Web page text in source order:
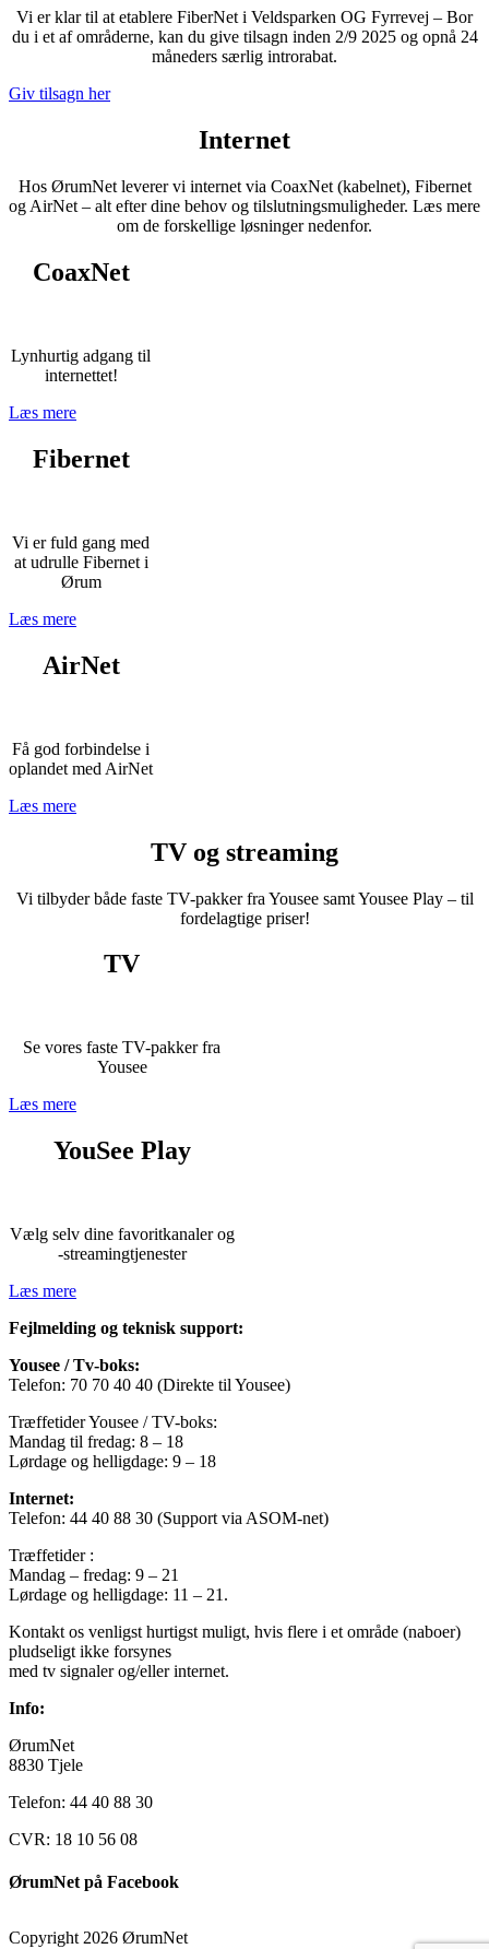
Vi er klar til at etablere FiberNet i Veldsparken OG Fyrrevej – Bor
du i et af områderne, kan du give tilsagn inden 2/9 2025 og opnå 24
måneders særlig introrabat.
Giv tilsagn her
Internet
Hos ØrumNet leverer vi internet via CoaxNet (kabelnet), Fibernet
og AirNet – alt efter dine behov og tilslutningsmuligheder. Læs mere
om de forskellige løsninger nedenfor.
CoaxNet
Lynhurtig adgang til
internettet!
Læs mere
Fibernet
Vi er fuld gang med
at udrulle Fibernet i
Ørum
Læs mere
AirNet
Få god forbindelse i
oplandet med AirNet
Læs mere
TV og streaming
Vi tilbyder både faste TV-pakker fra Yousee samt Yousee Play – til
fordelagtige priser!
TV
Se vores faste TV-pakker fra
Yousee
Læs mere
YouSee Play
Vælg selv dine favoritkanaler og
-streamingtjenester
Læs mere
Fejlmelding og teknisk support:
Yousee / Tv-boks:
Telefon: 70 70 40 40 (Direkte til Yousee)
Træffetider Yousee / TV-boks:
Mandag til fredag: 8 – 18
Lørdage og helligdage: 9 – 18
Internet:
Telefon: 44 40 88 30 (Support via ASOM-net)
Træffetider :
Mandag – fredag: 9 – 21
Lørdage og helligdage: 11 – 21.
Kontakt os venligst hurtigst muligt, hvis flere i et område (naboer)
pludseligt ikke forsynes
med tv signaler og/eller internet.
Info:
ØrumNet
8830 Tjele
Telefon: 44 40 88 30
CVR: 18 10 56 08
ØrumNet på Facebook
Copyright 2026 ØrumNet